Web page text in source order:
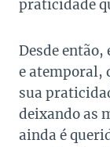
praticidade
Desde
e atemporal,
sua
deixando as
ainda é